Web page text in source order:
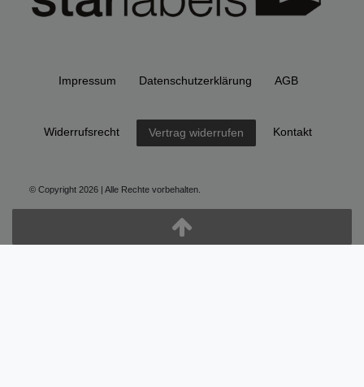
Impressum Daten­schutz­erklärung AGB
Widerrufs­recht Vertrag widerrufen Kontakt
© Copyright 2026 | Alle Rechte vorbehalten.